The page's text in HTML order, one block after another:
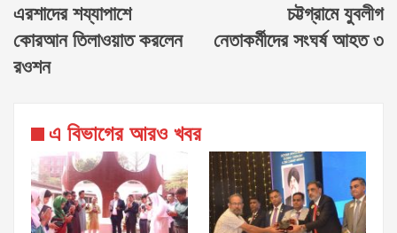
এরশাদের শয্যাপাশে
কোরআন তিলাওয়াত করলেন
রওশন
চট্টগ্রামে যুবলীগ
নেতাকর্মীদের সংঘর্ষ আহত ৩
এ বিভাগের আরও খবর